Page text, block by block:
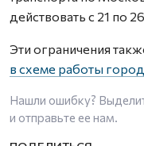
действовать с 21 по
Эти ограничения
в схеме работы
Нашли ошибку?
и отправьте ее нам.